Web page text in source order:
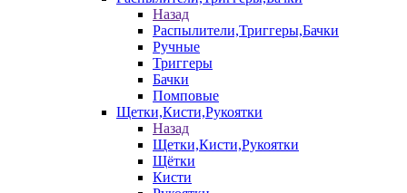
Назад
Распылители,Триггеры,Бачки
Ручные
Триггеры
Бачки
Помповые
Щетки,Кисти,Рукоятки
Назад
Щетки,Кисти,Рукоятки
Щётки
Кисти